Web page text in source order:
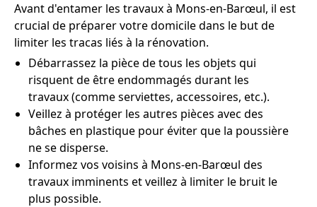
Avant d'entamer les travaux à Mons-en-Barœul, il est
crucial de préparer votre domicile dans le but de
limiter les tracas liés à la rénovation.
Débarrassez la pièce de tous les objets qui
risquent de être endommagés durant les
travaux (comme serviettes, accessoires, etc.).
Veillez à protéger les autres pièces avec des
bâches en plastique pour éviter que la poussière
ne se disperse.
Informez vos voisins à Mons-en-Barœul des
travaux imminents et veillez à limiter le bruit le
plus possible.